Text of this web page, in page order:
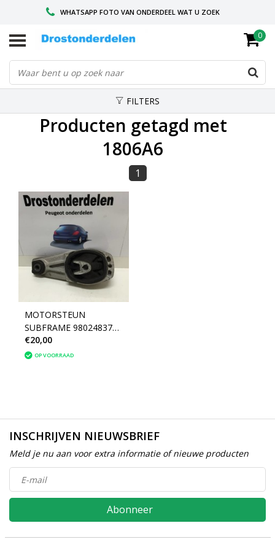
WHATSAPP FOTO VAN ONDERDEEL WAT U ZOEK
VOOR 16.00 BESTELD, VANDAAG VERZONDEN
GESPECIALISEERD PEUGEOT
0
FILTERS
Producten getagd met
1806A6
1
MOTORSTEUN
SUBFRAME 9802483780
peugeot 208 (1806A6)
€20,00
OP VOORRAAD
INSCHRIJVEN NIEUWSBRIEF
Meld je nu aan voor extra informatie of nieuwe producten
Abonneer